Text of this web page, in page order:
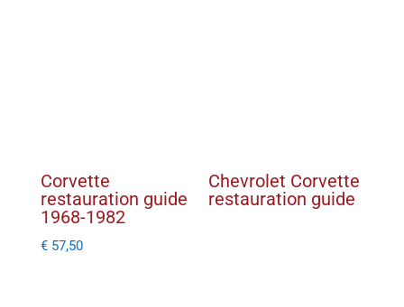
Corvette
restauration guide
1968-1982
€57,50
Chevrolet Corvette
restauration guide